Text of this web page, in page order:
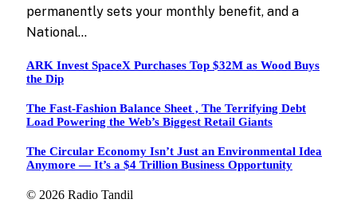
permanently sets your monthly benefit, and a
National…
ARK Invest SpaceX Purchases Top $32M as Wood Buys
the Dip
The Fast-Fashion Balance Sheet , The Terrifying Debt
Load Powering the Web’s Biggest Retail Giants
The Circular Economy Isn’t Just an Environmental Idea
Anymore — It’s a $4 Trillion Business Opportunity
© 2026 Radio Tandil